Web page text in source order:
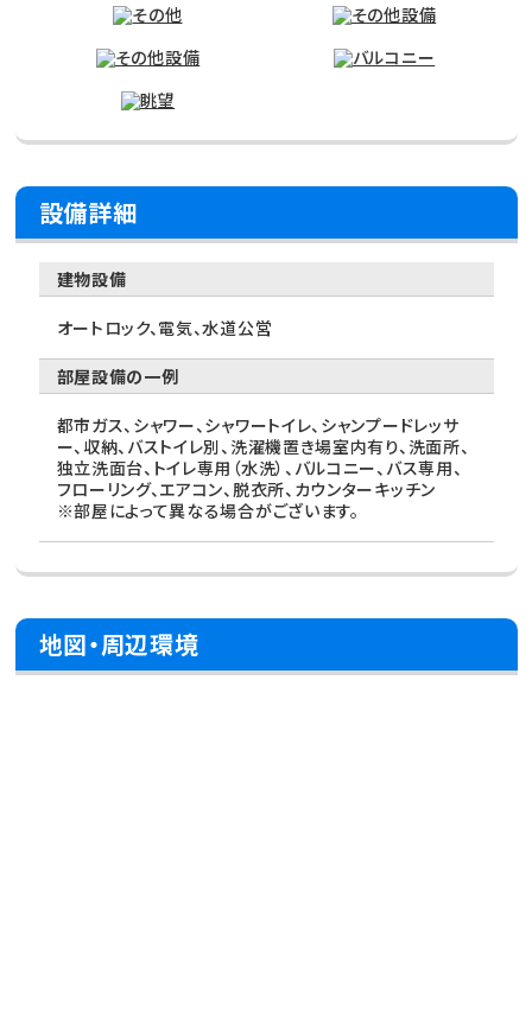
設備詳細
建物設備
オートロック、電気、水道公営
部屋設備の一例
都市ガス、シャワー、シャワートイレ、シャンプードレッサ
ー、収納、バストイレ別、洗濯機置き場室内有り、洗面所、
独立洗面台、トイレ専用（水洗）、バルコニー、バス専用、
フローリング、エアコン、脱衣所、カウンターキッチン
※部屋によって異なる場合がございます。
地図・周辺環境